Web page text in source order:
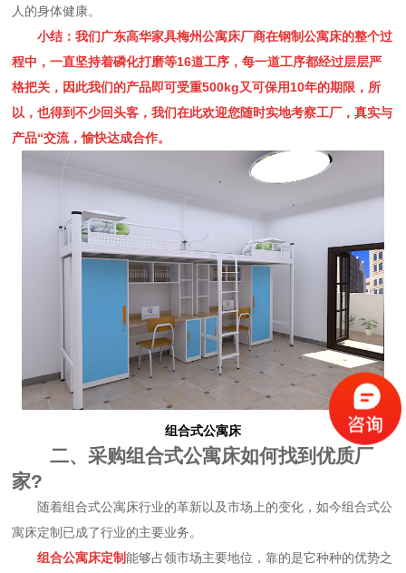
人的身体健康。
小结：我们广东高华家具梅州公寓床厂商在钢制公寓床的整个过
程中，一直坚持着磷化打磨等16道工序，每一道工序都经过层层严
格把关，因此我们的产品即可受重500kg又可保用10年的期限，所
以，也得到不少回头客，我们在此欢迎您随时实地考察工厂，真实与
产品“交流，愉快达成合作。
组合式公寓床
二、采购组合式公寓床如何找到优质厂
家?
随着组合式公寓床行业的革新以及市场上的变化，如今组合式公
寓床定制已成了行业的主要业务。
组合公寓床定制能够占领市场主要地位，靠的是它种种的优势之